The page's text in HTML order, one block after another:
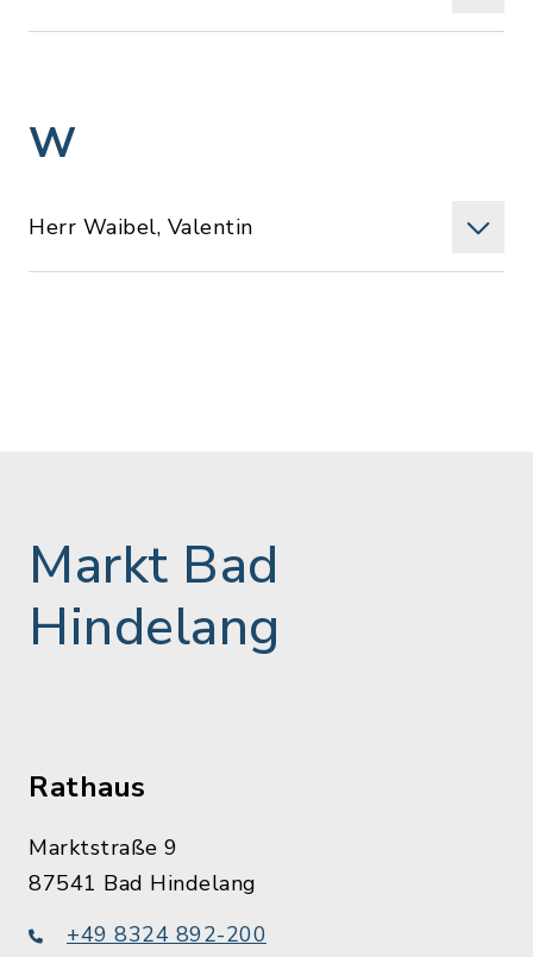
W
Herr Waibel, Valentin
Markt Bad
Hindelang
Rathaus
Marktstraße 9
87541 Bad Hindelang
+49 8324 892-200